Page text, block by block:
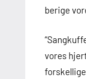
berige
vores